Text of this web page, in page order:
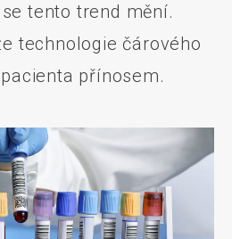
tento trend mění.
technologie čárového
přínosem.